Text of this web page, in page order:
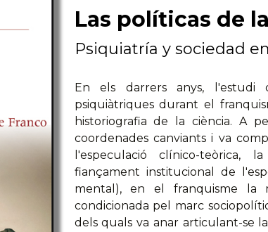
Las políticas de
Psiquiatría y sociedad
En els darrers anys, l'estudi
psiquiàtriques durant el
historiografia de la ciència. A
coordenades canviants i va
l'especulació clínico-teòrica,
fiançament institucional de
mental), en el franquisme la
condicionada pel marc
dels quals va anar articulant-se